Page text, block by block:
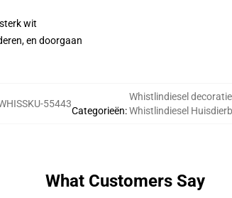
wit
en doorgaan
55443
Categorieën:
Whistlindiesel decoratie
Whistlindiesel
What Customers Say